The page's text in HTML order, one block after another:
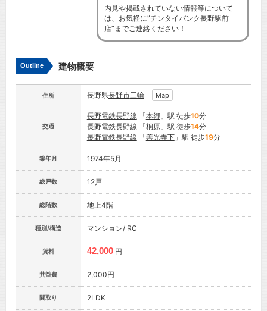
内見や掲載されていない情報等について
は、お気軽に”チンタイバンク長野駅前
店”までご連絡ください！
Outline 建物概要
住所 長野県長野市三輪 Map
交通
長野電鉄長野線 「本郷」駅 徒歩10分
長野電鉄長野線 「桐原」駅 徒歩14分
長野電鉄長野線 「善光寺下」駅 徒歩19分
築年月 1974年5月
総戸数 12戸
総階数 地上4階
種別/構造 マンション/ RC
賃料 42,000 円
共益費 2,000円
間取り 2LDK